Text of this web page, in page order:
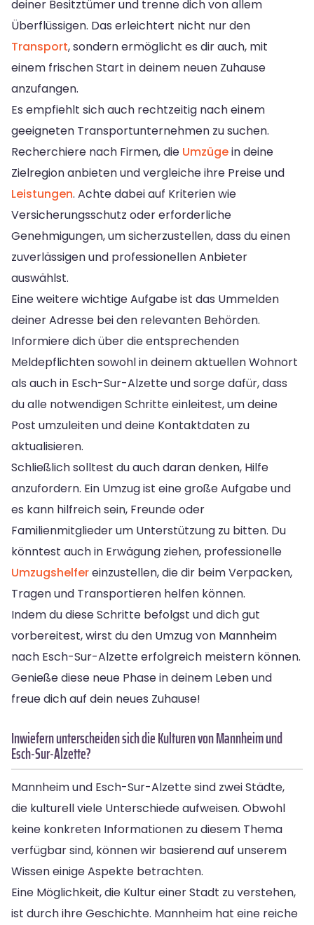
deiner Besitztümer und trenne dich von allem
Überflüssigen. Das erleichtert nicht nur den
Transport, sondern ermöglicht es dir auch, mit
einem frischen Start in deinem neuen Zuhause
anzufangen.
Es empfiehlt sich auch rechtzeitig nach einem
geeigneten Transportunternehmen zu suchen.
Recherchiere nach Firmen, die Umzügein deine
Zielregion anbieten und vergleiche ihre Preise und
Leistungen. Achte dabei auf Kriterien wie
Versicherungsschutz oder erforderliche
Genehmigungen, um sicherzustellen, dass du einen
zuverlässigen und professionellen Anbieter
auswählst.
Eine weitere wichtige Aufgabe ist das Ummelden
deiner Adresse bei den relevanten Behörden.
Informiere dich über die entsprechenden
Meldepflichten sowohl in deinem aktuellen Wohnort
als auch in Esch-Sur-Alzette und sorge dafür, dass
du alle notwendigen Schritte einleitest, um deine
Post umzuleiten und deine Kontaktdaten zu
aktualisieren.
Schließlich solltest du auch daran denken, Hilfe
anzufordern. Ein Umzug ist eine große Aufgabe und
es kann hilfreich sein, Freunde oder
Familienmitglieder um Unterstützung zu bitten. Du
könntest auch in Erwägung ziehen, professionelle
Umzugshelfereinzustellen, die dir beim Verpacken,
Tragen und Transportieren helfen können.
Indem du diese Schritte befolgst und dich gut
vorbereitest, wirst du den Umzug von Mannheim
nach Esch-Sur-Alzette erfolgreich meistern können.
Genieße diese neue Phase in deinem Leben und
freue dich auf dein neues Zuhause!
Inwiefern unterscheiden sich die Kulturen von Mannheim und
Esch-Sur-Alzette?
Mannheim und Esch-Sur-Alzette sind zwei Städte,
die kulturell viele Unterschiede aufweisen. Obwohl
keine konkreten Informationen zu diesem Thema
verfügbar sind, können wir basierend auf unserem
Wissen einige Aspekte betrachten.
Eine Möglichkeit, die Kultur einer Stadt zu verstehen,
ist durch ihre Geschichte. Mannheim hat eine reiche